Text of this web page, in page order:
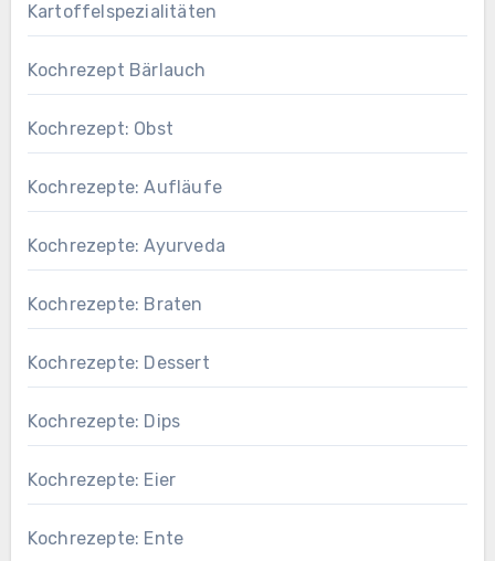
Kartoffelspezialitäten
Kochrezept Bärlauch
Kochrezept: Obst
Kochrezepte: Aufläufe
Kochrezepte: Ayurveda
Kochrezepte: Braten
Kochrezepte: Dessert
Kochrezepte: Dips
Kochrezepte: Eier
Kochrezepte: Ente